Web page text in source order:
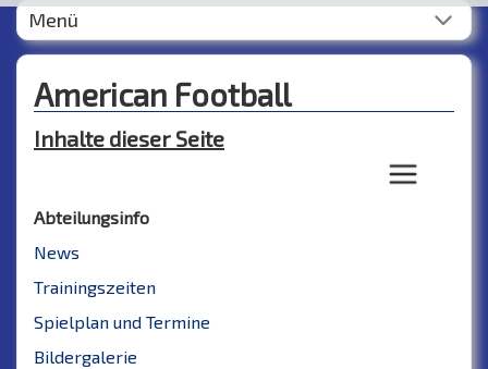
Menü
American Football
Inhalte dieser Seite
Abteilungsinfo
News
Trainingszeiten
Spielplan und Termine
Bildergalerie